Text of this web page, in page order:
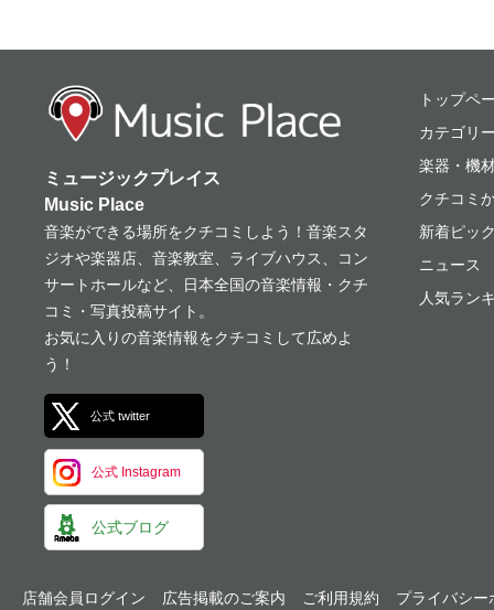
ミュージックプレ
ミュージックプレイス
Music Place
音楽ができる場所をクチコミしよう！音楽スタ
ジオや楽器店、音楽教室、ライブハウス、コン
サートホールなど、日本全国の音楽情報・クチ
コミ・写真投稿サイト。
お気に入りの音楽情報をクチコミして広めよ
う！
公式 twitter
公式 Instagram
公式ブログ
トップペ
カテゴリ
楽器・機
クチコミ
新着ピッ
ニュース
人気ラン
店舗会員ログイン 広告掲載のご案内 ご利用規約 プライバシー